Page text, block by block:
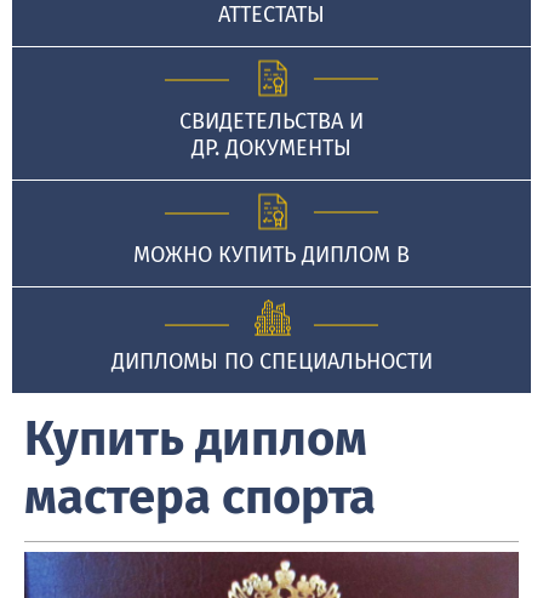
АТТЕСТАТЫ
СВИДЕТЕЛЬСТВА И
ДР. ДОКУМЕНТЫ
МОЖНО КУПИТЬ ДИПЛОМ В
ДИПЛОМЫ ПО СПЕЦИАЛЬНОСТИ
Купить диплом
мастера спорта